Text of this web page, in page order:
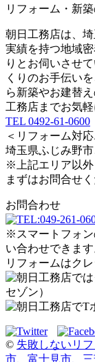
リフォーム・新
朝日工務店は、
実績を持つ地域
りとお伺いさせ
くりのお手伝い
ら新築やお建替
工務店までお気軽
TEL 0492-61-0600
＜リフォーム対
埼玉県ふじみ野
※上記エリア以外
まずはお問合せく
お問合わせ
※スマートフォン
い合わせできます
リフォームはク
© 失敗しないリ
市、富士見市、